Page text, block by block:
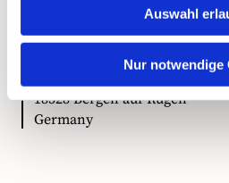
Auswahl
Nur notwendige
Ökumenische Pilgerinitiative
18528 Bergen auf Rügen
Germany